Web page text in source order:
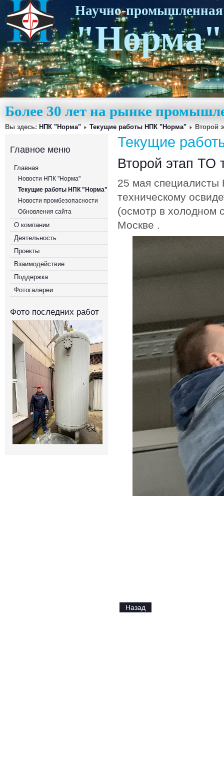
Научно-
"Норма"
Более 30 лет на рынке
Вы здесь: НПК "Норма" Текущие работы НПК "Норма" Второй
Главное меню
Главная
Новости НПК "Норма"
Текущие работы НПК "Норма"
Новости промбезопасности
Обновления сайта
О компании
Деятельность
Проекты
Взаимодействие
Поддержка
Фотогалереи
Фото последних работ
Текущие
Второй этап
25 мая
техническому
(осмотр в холодном
Москве .
Назад